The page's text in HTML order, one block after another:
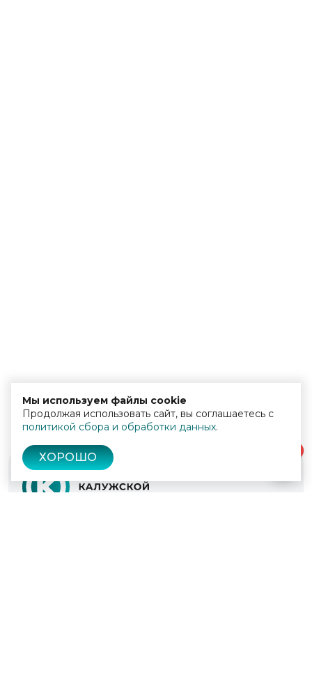
Мы используем файлы cookie
Продолжая использовать сайт, вы соглашаетесь с
политикой сбора и обработки данных.
ХОРОШО